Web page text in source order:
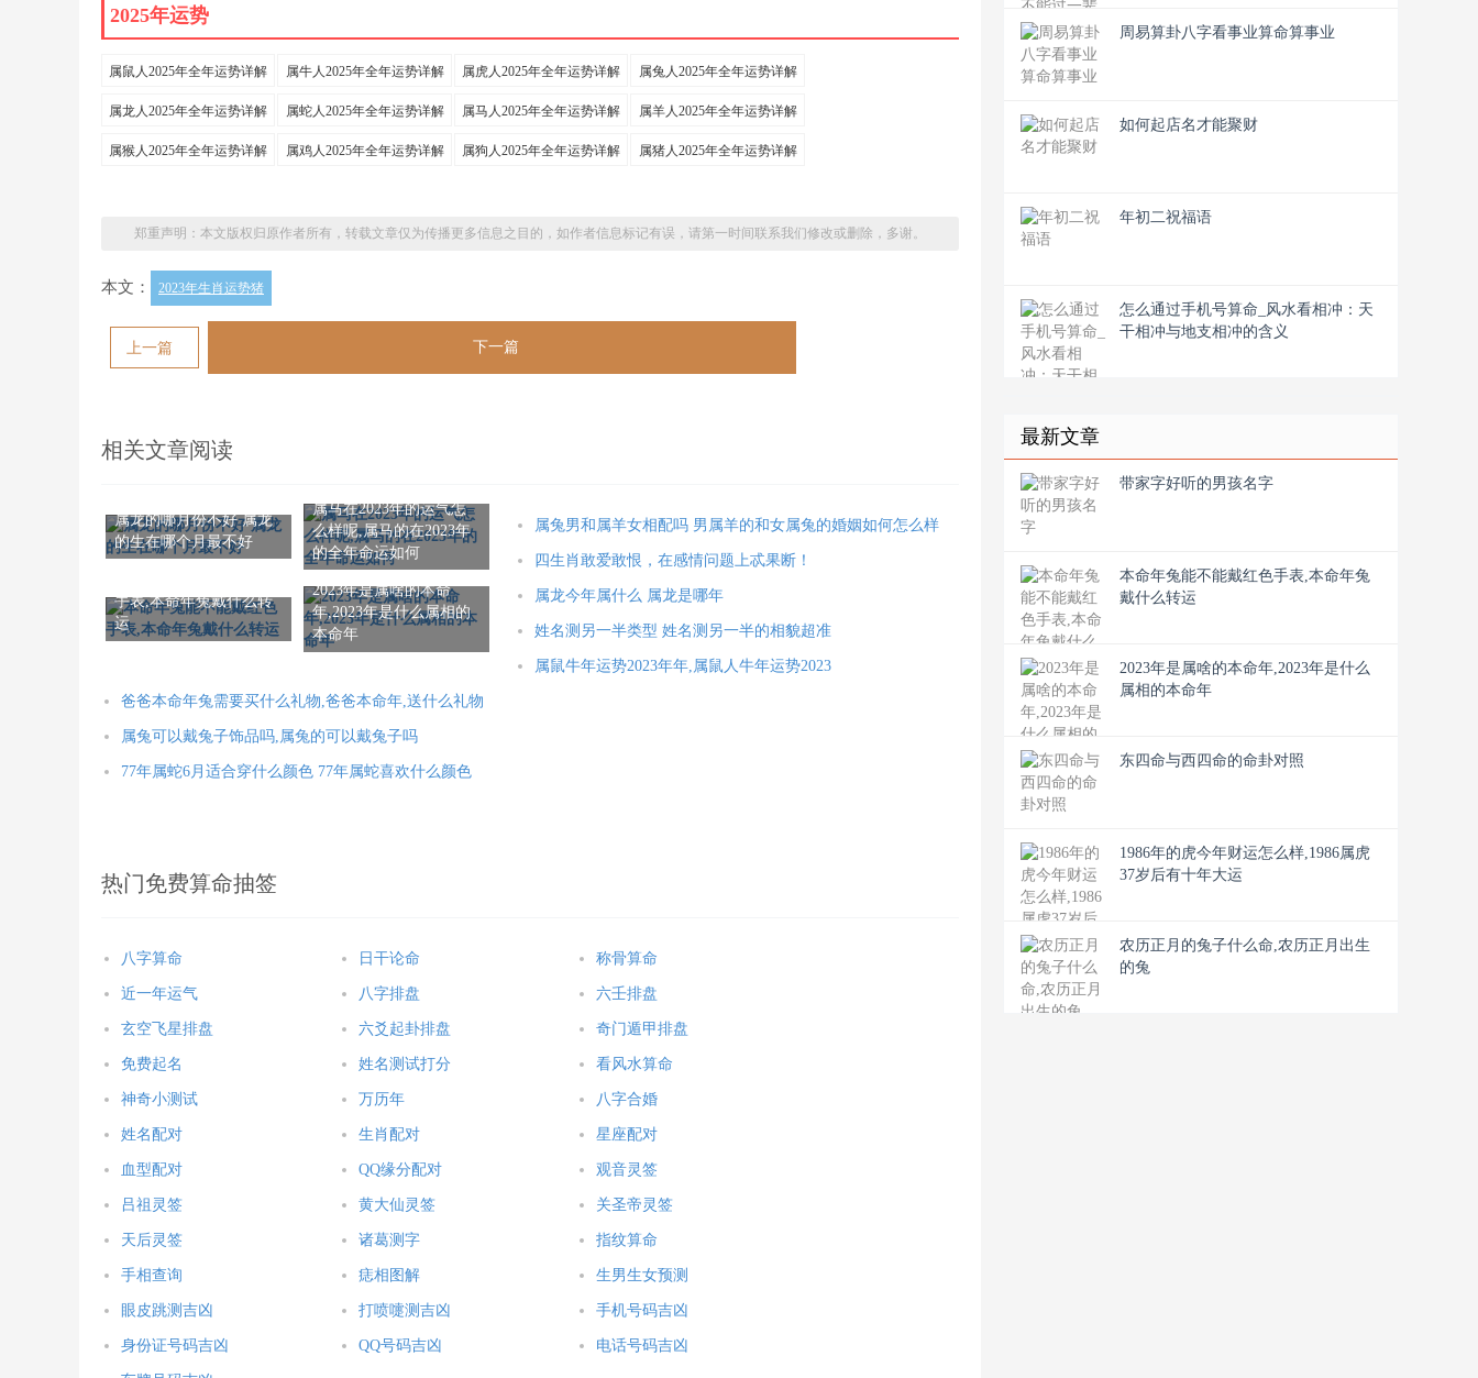
2025年运势
属鼠人2025年全年运势详解 属牛人2025年全年运势详解 属虎人2025年全年运势详解 属兔人2025年全年运势详解
属龙人2025年全年运势详解 属蛇人2025年全年运势详解 属马人2025年全年运势详解 属羊人2025年全年运势详解
属猴人2025年全年运势详解 属鸡人2025年全年运势详解 属狗人2025年全年运势详解 属猪人2025年全年运势详解
郑重声明：本文版权归原作者所有，转载文章仅为传播更多信息之目的，如作者信息标记有误，请第一时间联系我们修改或删除，多谢。
本文： 2023年生肖运势猪
上一篇 下一篇
相关文章阅读
属龙的哪月份不好 属龙
的生在哪个月最不好
属马在2023年的运气怎
么样呢,属马的在2023年
的全年命运如何
手表,本命年兔戴什么转
运
2023年是属啥的本命
年,2023年是什么属相的
本命年
属兔男和属羊女相配吗 男属羊的和女属兔的婚姻如何怎么样
四生肖敢爱敢恨，在感情问题上忒果断！
属龙今年属什么 属龙是哪年
姓名测另一半类型 姓名测另一半的相貌超准
属鼠牛年运势2023年年,属鼠人牛年运势2023
爸爸本命年兔需要买什么礼物,爸爸本命年,送什么礼物
属兔可以戴兔子饰品吗,属兔的可以戴兔子吗
77年属蛇6月适合穿什么颜色 77年属蛇喜欢什么颜色
热门免费算命抽签
八字算命 日干论命 称骨算命
近一年运气 八字排盘 六壬排盘
玄空飞星排盘 六爻起卦排盘 奇门遁甲排盘
免费起名 姓名测试打分 看风水算命
神奇小测试 万历年 八字合婚
姓名配对 生肖配对 星座配对
血型配对 QQ缘分配对 观音灵签
吕祖灵签 黄大仙灵签 关圣帝灵签
天后灵签 诸葛测字 指纹算命
手相查询 痣相图解 生男生女预测
眼皮跳测吉凶 打喷嚏测吉凶 手机号码吉凶
身份证号码吉凶 QQ号码吉凶 电话号码吉凶
周易算卦八字看事业算命算事业
如何起店名才能聚财
年初二祝福语
怎么通过手机号算命_风水看相冲：天
干相冲与地支相冲的含义
最新文章
带家字好听的男孩名字
本命年兔能不能戴红色手表,本命年兔
戴什么转运
2023年是属啥的本命年,2023年是什么
属相的本命年
东四命与西四命的命卦对照
1986年的虎今年财运怎么样,1986属虎
37岁后有十年大运
农历正月的兔子什么命,农历正月出生
的兔